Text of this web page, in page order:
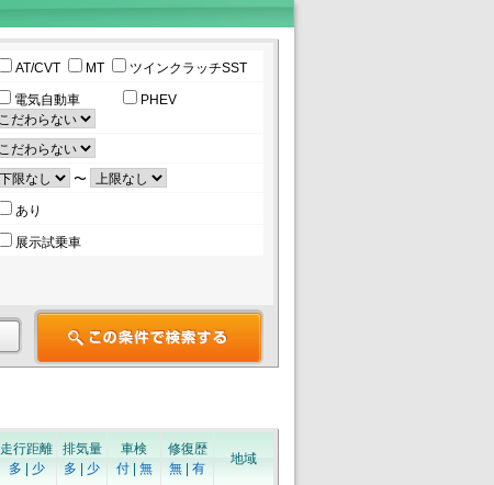
AT/CVT MT ツインクラッチSST
電気自動車 PHEV
〜
あり
展示試乗車
走行距離
多
少
排気量
多
少
車検
付| 無
修復歴
無
有
地域